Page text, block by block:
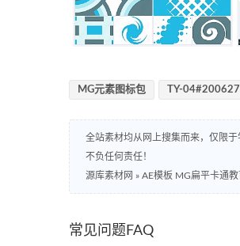
MG元素图标包 TY-
全站素材均从网上搜集而来，仅限
不负任何责任！
源库素材网 » AE模板 MG扁平卡通
常见问题FAQ